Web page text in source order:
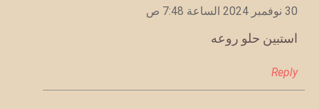
30 نوفمبر 2024 الساعة 7:48 ص
استبين حلو روعه
Reply